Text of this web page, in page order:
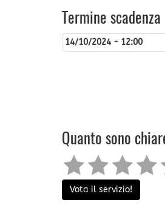
Termine
14/10/2024 - 12:00
Quanto sono
Vota il servizio!